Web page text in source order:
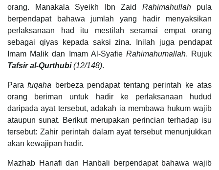
orang. Manakala Syeikh Ibn Zaid Rahimahullahpula
berpendapat bahawa jumlah yang hadir menyaksikan
perlaksanaan had itu mestilah seramai empat orang
sebagai qiyas kepada saksi zina. Inilah juga pendapat
Imam Malik dan Imam Al-Syafie Rahimahumallah. Rujuk
Tafsir al-Qurthubi(12/148).
Parafuqaha berbeza pendapat tentang perintah ke atas
orang beriman untuk hadir ke perlaksanaan hudud
daripada ayat tersebut, adakah ia membawa hukum wajib
ataupun sunat. Berikut merupakan perincian terhadap isu
tersebut: Zahir perintah dalam ayat tersebut menunjukkan
akan kewajipan hadir.
Mazhab Hanafi dan Hanbali berpendapat bahawa wajib